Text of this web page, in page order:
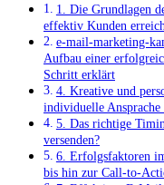
1. Die Grundlagen
effektiv Kunden
e-mail-marketing-
Aufbau einer
Schritt erklärt
4. Kreative und
individuelle Ansprache
5. Das richtige
versenden?
6. Erfolgsfaktoren
bis hin zur Call-to-